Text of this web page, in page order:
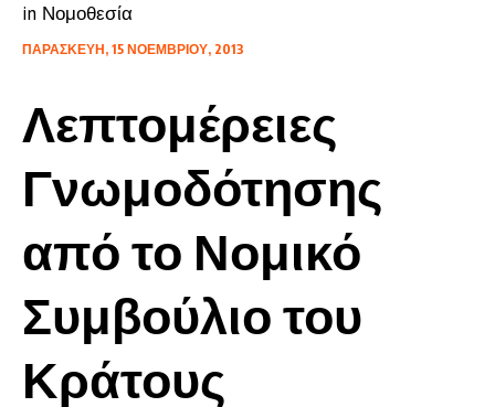
in Νομοθεσία
ΠΑΡΑΣΚΕΥΉ, 15 ΝΟΕΜΒΡΊΟΥ, 2013
Λεπτομέρειες
Γνωμοδότησης
από το Νομικό
Συμβούλιο του
Κράτους